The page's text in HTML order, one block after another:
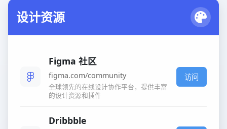
设计资源
Figma 社区
figma.com/community
全球领先的在线设计协作平台，提供丰富
的设计资源和插件
访问
Dribbble